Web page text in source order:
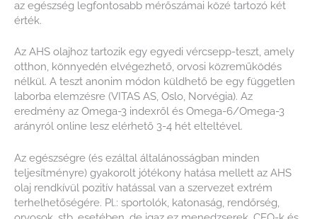
az egészség legfontosabb mérőszámai közé tartozó két
érték.
Az AHS olajhoz tartozik egy egyedi vércsepp-teszt, amely
otthon, könnyedén elvégezhető, orvosi közreműködés
nélkül. A teszt anonim módon küldhető be egy független
laborba elemzésre (VITAS AS, Oslo, Norvégia). Az
eredmény az Omega-3 indexről és Omega-6/Omega-3
arányról online lesz elérhető 3-4 hét elteltével.
Az egészségre (és ezáltal általánosságban minden
teljesítményre) gyakorolt jótékony hatása mellett az AHS
olaj rendkívül pozitív hatással van a szervezet extrém
terhelhetőségére. Pl.: sportolók, katonaság, rendőrség,